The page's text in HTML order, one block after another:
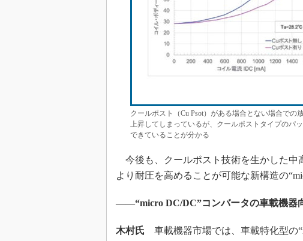
クールポスト（Cu Psot）がある場合とない場合で
上昇してしまっているが、クールポストタイプのパ
できていることが分かる
今後も、クールポスト技術を生かした中
より耐圧を高めることが可能な新構造の
――“micro DC/DC”コンバータの車載機器
木村氏 車載機器市場では、車載特化型の